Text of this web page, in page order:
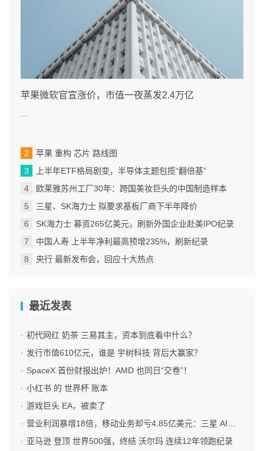
苹果微软官宣涨价，市值一夜蒸发2.4万亿
苹果 重构 芯片 路线图
上半年ETF格局剧变，半导体主题包揽“翻倍基”
欧莱雅苏州工厂30年：跨国美妆巨头的中国制造样本
三星、SK海力士 拟要求基板厂商下半年降价
SK海力士 募资265亿美元，刷新外国企业赴美IPO纪录
中国人寿 上半年净利最高预增235%，刷新纪录
央行 最新发布会，回应十大热点
最近发表
初代网红 奶茶 三易其主，资本到底看中什么？
发行市值610亿元，谁是 宇树科技 背后大赢家？
SpaceX 首份财报出炉！AMD 也同日“交卷”！
小红书 的 世界杯 账本
游戏巨头 EA，被卖了
营业利润暴增18倍，移动业务却亏4.85亿美元：三星 AI红利的另一面
亚马逊 登顶 世界500强，终结 沃尔玛 连续12年领跑纪录